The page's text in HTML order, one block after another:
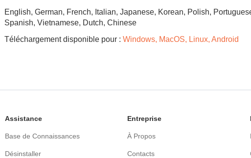
English, German, French, Italian, Japanese, Korean, Polish,
Spanish, Vietnamese, Dutch, Chinese
Téléchargement disponible pour : Windows, MacOS, Linux, Android
Assistance
Base de Connaissances
Désinstaller
Entreprise
À Propos
Contacts